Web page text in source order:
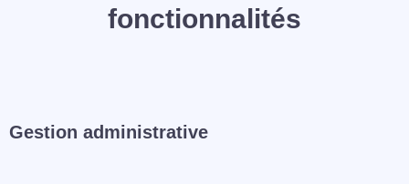
fonctionnalités
Gestion administrative